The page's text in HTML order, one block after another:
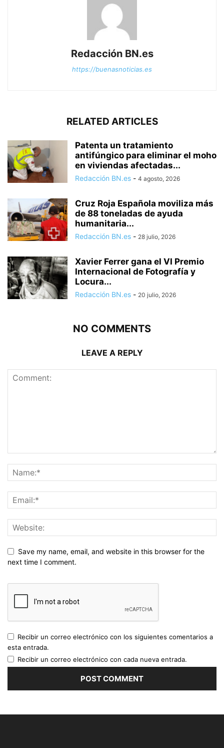
Redacción BN.es
https://buenasnoticias.es
RELATED ARTICLES
Patenta un tratamiento
antifúngico para eliminar el moho
en viviendas afectadas...
Redacción BN.es - 4 agosto, 2026
Cruz Roja Española moviliza más
de 88 toneladas de ayuda
humanitaria...
Redacción BN.es - 28 julio, 2026
Xavier Ferrer gana el VI Premio
Internacional de Fotografía y
Locura...
Redacción BN.es - 20 julio, 2026
NO COMMENTS
LEAVE A REPLY
Save my name, email, and website in this browser for the
next time I comment.
Recibir un correo electrónico con los siguientes comentarios a
esta entrada.
Recibir un correo electrónico con cada nueva entrada.